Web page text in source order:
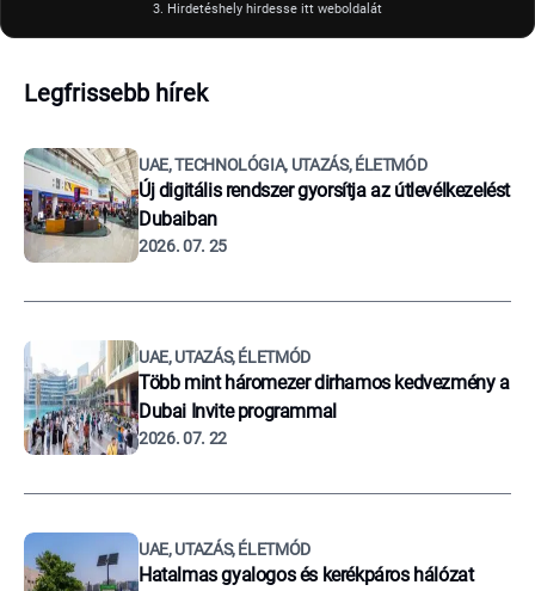
3. Hirdetéshely hirdesse itt weboldalát
Legfrissebb hírek
UAE, TECHNOLÓGIA, UTAZÁS, ÉLETMÓD
Új digitális rendszer gyorsítja az útlevélkezelést
Dubaiban
2026. 07. 25
UAE, UTAZÁS, ÉLETMÓD
Több mint háromezer dirhamos kedvezmény a
Dubai Invite programmal
2026. 07. 22
UAE, UTAZÁS, ÉLETMÓD
Hatalmas gyalogos és kerékpáros hálózat